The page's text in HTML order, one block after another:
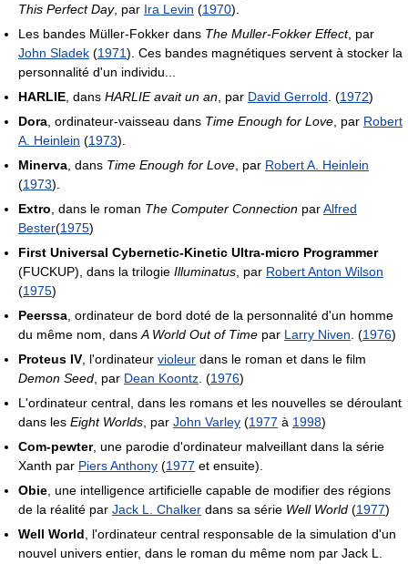
This Perfect Day, par Ira Levin (1970).
Les bandes Müller-Fokker dans The Muller-Fokker Effect, par
John Sladek (1971). Ces bandes magnétiques servent à stocker la
personnalité d'un individu...
HARLIE , dans HARLIE avait un an , par David Gerrold . (1972)
Dora , ordinateur-vaisseau dans Time Enough for Love , par Robert
A. Heinlein (1973).
Minerva , dans Time Enough for Love , par Robert A. Heinlein
(1973).
Extro , dans le roman The Computer Connection parAlfred
Bester(1975)
First Universal Cybernetic-Kinetic Ultra-micro Programmer
(FUCKUP), dans la trilogie Illuminatus , par Robert Anton Wilson
(1975)
Peerssa , ordinateur de bord doté de la personnalité d'un homme
du même nom, dans A World Out of Time par Larry Niven . (1976)
Proteus IV , l'ordinateur violeur dans le roman et dans le film
Demon Seed , par Dean Koontz . (1976)
L'ordinateur central, dans les romans et les nouvelles se déroulant
dans les Eight Worlds , par John Varley (1977 à 1998)
Com-pewter, une parodie d'ordinateur malveillant dans la série
Xanth par Piers Anthony (1977 et ensuite).
Obie , une intelligence artificielle capable de modifier des régions
de la réalité par Jack L. Chalker dans sa série Well World (1977)
Well World , l'ordinateur central responsable de la simulation d'un
nouvel univers entier, dans le roman du même nom par Jack L.